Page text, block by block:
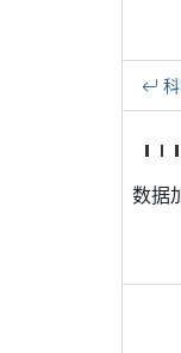
数据